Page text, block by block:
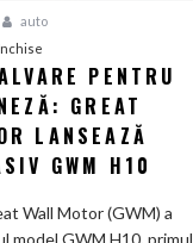
auto
Miza
de
salvare
piața
chineză:
Great
PENTRU
GREAT
LANSEAZĂ
GWM H10
Wall Motor (GWM) a
model GWM H10, primul